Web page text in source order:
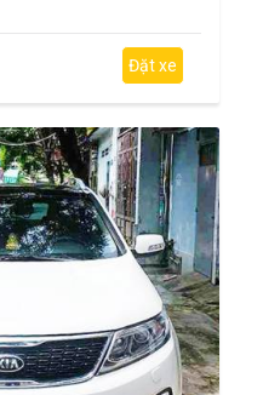
Đặt xe